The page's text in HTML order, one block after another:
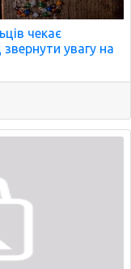
чекає
увагу на